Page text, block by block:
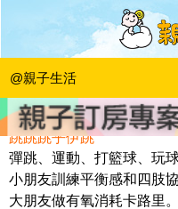
@親子生活
[影音區] 台灣最
愛奇藝|2018-10-13
跳跳跳乎伊跳
彈跳、運動、打籃球、玩
小朋友訓練平衡感和四肢協
大朋友做有氧消耗卡路里。